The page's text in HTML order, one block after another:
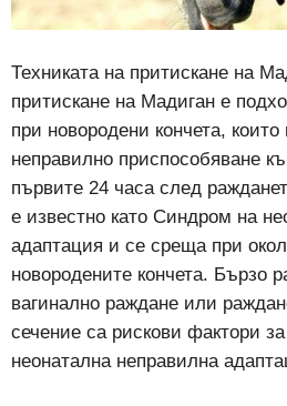
Техниката на притискане на
притискане на Мадиган е
при новородени кончета,
неправилно приспособяване
първите 24 часа след
е известно като Синдром на
адаптация и се среща при
новородените кончета. Бързо
вагинално раждане или
сечение са рискови фактори
неонатална неправилна